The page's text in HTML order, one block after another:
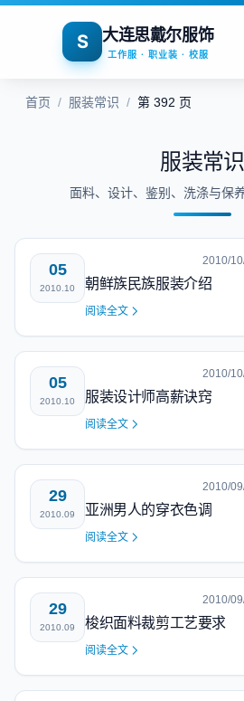
S 大连思戴尔服饰
工作服 · 职业装 · 校服
首页 / 服装常识 / 第 392 页
服装常识
面料、设计、鉴别、洗涤与保
05
2010.10
2010/
朝鲜族民族服装介绍
阅读全文
05
2010.10
2010/
服装设计师高薪诀窍
阅读全文
29
2010.09
2010/
亚洲男人的穿衣色调
阅读全文
29
2010.09
2010/
梭织面料裁剪工艺要求
阅读全文